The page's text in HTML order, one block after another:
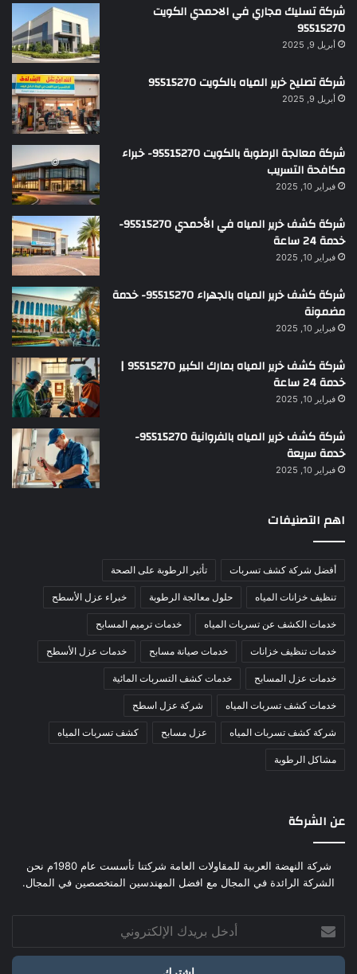
شركة تسليك مجاري في الاحمدي الكويت
95515270
أبريل 9, 2025
شركة تصليح خرير المياه بالكويت 95515270
أبريل 9, 2025
شركة معالجة الرطوبة بالكويت 95515270- خبراء
مكافحة التسريب
فبراير 10, 2025
شركة كشف خرير المياه في الأحمدي 95515270-
خدمة 24 ساعة
فبراير 10, 2025
شركة كشف خرير المياه بالجهراء 95515270- خدمة
مضمونة
فبراير 10, 2025
شركة كشف خرير المياه بمارك الكبير 95515270 |
خدمة 24 ساعة
فبراير 10, 2025
شركة كشف خرير المياه بالفروانية 95515270-
خدمة سريعة
فبراير 10, 2025
اهم التصنيفات
أفضل شركة كشف تسربات تأثير الرطوبة على الصحة
تنظيف خزانات المياه حلول معالجة الرطوبة خبراء عزل الأسطح
خدمات الكشف عن تسربات المياه خدمات ترميم المسابح
خدمات تنظيف خزانات خدمات صيانة مسابح خدمات عزل الأسطح
خدمات عزل المسابح خدمات كشف التسربات المائية
خدمات كشف تسربات المياه شركة عزل اسطح
شركة كشف تسربات المياه عزل مسابح كشف تسربات المياه
مشاكل الرطوبة
عن الشركة
شركة النهضة العربية للمقاولات العامة شركتنا تأسست عام 1980م نحن
الشركة الرائدة في المجال مع افضل المهندسين المتخصصين في المجال.
بريدك
الإلكتروني